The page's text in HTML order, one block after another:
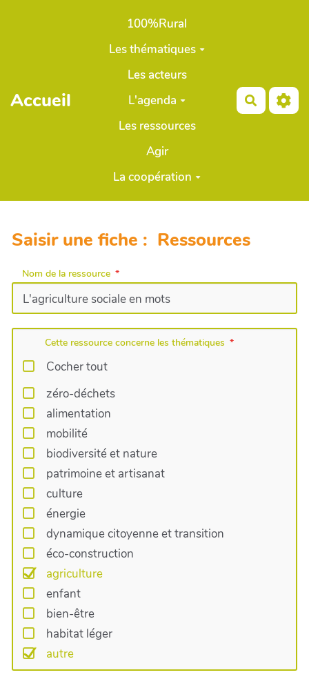
Aller au contenu principal
Accueil
100%Rural
Les thématiques
Les acteurs
L'agenda
Les ressources
Agir
La coopération
Saisir une fiche : Ressources
Nom de la ressource
Cette ressource concerne les thématiques
Cocher tout
zéro-déchets
alimentation
mobilité
biodiversité et nature
patrimoine et artisanat
culture
énergie
dynamique citoyenne et transition
éco-construction
agriculture
enfant
bien-être
habitat léger
autre